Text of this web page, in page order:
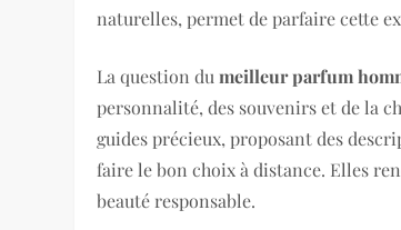
naturelles, permet de parfaire cette
La question dumeilleur parfum
personnalité, des souvenirs et de la
guides précieux, proposant des
faire le bon choix à distance. Elles
beauté responsable.